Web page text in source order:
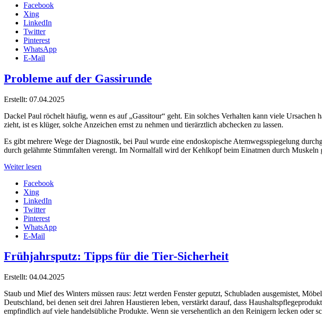
Facebook
Xing
LinkedIn
Twitter
Pinterest
WhatsApp
E-Mail
Probleme auf der Gassirunde
Erstellt: 07.04.2025
Dackel Paul röchelt häufig, wenn es auf „Gassitour“ geht. Ein solches Verhalten kann viele
zieht, ist es klüger, solche Anzeichen ernst zu nehmen und tierärztlich abchecken zu lassen.
Es gibt mehrere Wege der Diagnostik, bei Paul wurde eine endoskopische Atemwegsspiegelung
durch gelähmte Stimmfalten verengt. Im Normalfall wird der Kehlkopf beim Einatmen durch Muskeln
Weiter lesen
Facebook
Xing
LinkedIn
Twitter
Pinterest
WhatsApp
E-Mail
Frühjahrsputz: Tipps für die Tier-Sicherheit
Erstellt: 04.04.2025
Staub und Mief des Winters müssen raus: Jetzt werden Fenster geputzt, Schubladen ausgemistet,
Deutschland, bei denen seit drei Jahren Haustieren leben, verstärkt darauf, dass
empfindlich auf viele handelsübliche Produkte. Wenn sie versehentlich an den Reinigern lecken oder